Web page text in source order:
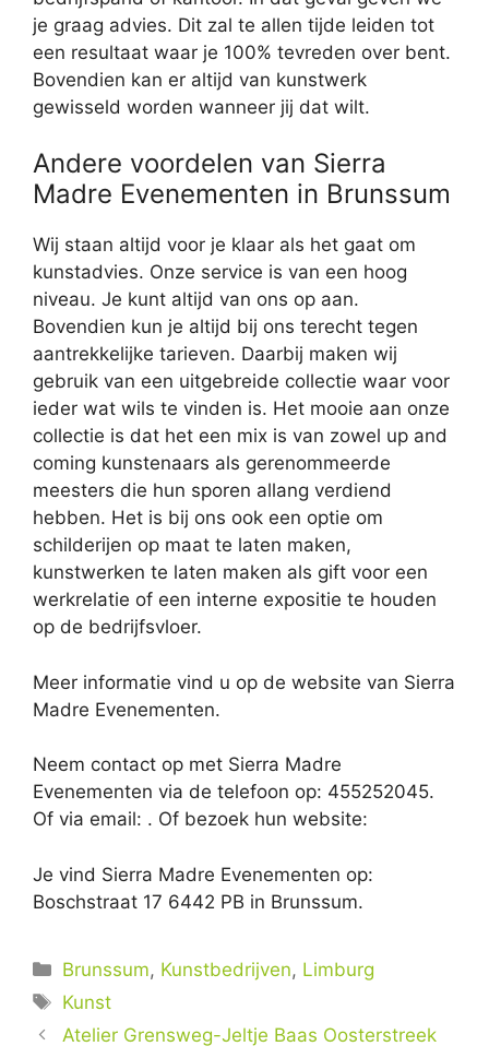
je graag advies. Dit zal te allen tijde leiden tot
een resultaat waar je 100% tevreden over bent.
Bovendien kan er altijd van kunstwerk
gewisseld worden wanneer jij dat wilt.
Andere voordelen van Sierra
Madre Evenementen in Brunssum
Wij staan altijd voor je klaar als het gaat om
kunstadvies. Onze service is van een hoog
niveau. Je kunt altijd van ons op aan.
Bovendien kun je altijd bij ons terecht tegen
aantrekkelijke tarieven. Daarbij maken wij
gebruik van een uitgebreide collectie waar voor
ieder wat wils te vinden is. Het mooie aan onze
collectie is dat het een mix is van zowel up and
coming kunstenaars als gerenommeerde
meesters die hun sporen allang verdiend
hebben. Het is bij ons ook een optie om
schilderijen op maat te laten maken,
kunstwerken te laten maken als gift voor een
werkrelatie of een interne expositie te houden
op de bedrijfsvloer.
Meer informatie vind u op de website van Sierra
Madre Evenementen.
Neem contact op met Sierra Madre
Evenementen via de telefoon op: 455252045.
Of via email: . Of bezoek hun website:
Je vind Sierra Madre Evenementen op:
Boschstraat 17 6442 PB in Brunssum.
Categorieën
Brunssum, Kunstbedrijven, Limburg
Tags
Kunst
Atelier Grensweg-Jeltje Baas Oosterstreek